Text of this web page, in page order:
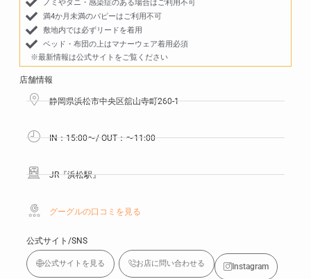
ノミやダニ・感染症のある場合はご利用不可
満4か月未満のパピーはご利用不可
敷地内では必ずリードを着用
ベッド・布団の上はマナーウェア着用必須
※最新情報は公式サイトをご覧ください
店舗情報
静岡県浜松市中央区舘山寺町260-1
IN：15:00〜/ OUT：〜11:00
JR『浜松駅』
グーグルの口コミを見る
公式サイト/SNS
公式サイトを見る お店に問い合わせる Instagram